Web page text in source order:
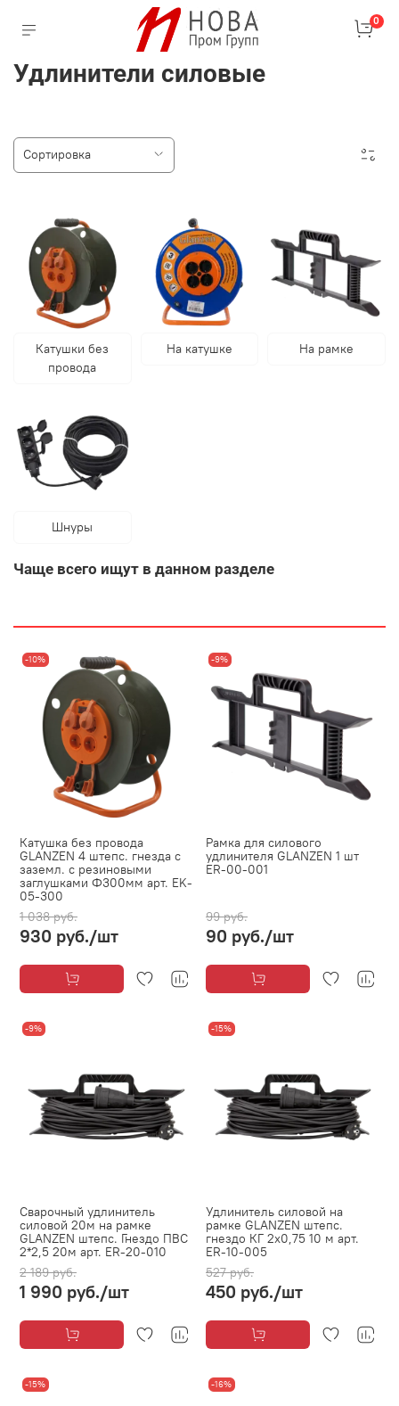
0
Удлинители силовые
Катушки без
провода
На катушке На рамке
Шнуры
Чаще всего ищут в данном разделе
-10%
Катушка без провода
GLANZEN 4 штепс. гнезда с
заземл. c резиновыми
заглушками Ф300мм арт. EK-
05-300
1 038 руб.
930 руб./шт
-9%
Рамка для силового
удлинителя GLANZEN 1 шт
ER-00-001
99 руб.
90 руб./шт
-9%
Сварочный удлинитель
силовой 20м на рамке
GLANZEN штепс. Гнездо ПВС
2*2,5 20м арт. ER-20-010
2 189 руб.
1 990 руб./шт
-15%
Удлинитель силовой на
рамке GLANZEN штепс.
гнездо КГ 2х0,75 10 м арт.
ER-10-005
527 руб.
450 руб./шт
-15% -16%